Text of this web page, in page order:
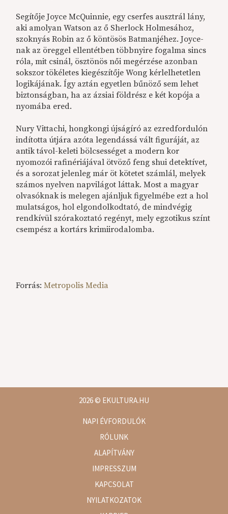
Segítője Joyce McQuinnie, egy cserfes ausztrál lány,
aki amolyan Watson az ő Sherlock Holmesához,
szoknyás Robin az ő köntösös Batmanjéhez. Joyce-
nak az öreggel ellentétben többnyire fogalma sincs
róla, mit csinál, ösztönös női megérzése azonban
sokszor tökéletes kiegészítője Wong kérlelhetetlen
logikájának. Így aztán egyetlen bűnöző sem lehet
biztonságban, ha az ázsiai földrész e két kopója a
nyomába ered.
Nury Vittachi, hongkongi újságíró az ezredfordulón
indította útjára azóta legendássá vált figuráját, az
antik távol-keleti bölcsességet a modern kor
nyomozói rafinériájával ötvöző feng shui detektívet,
és a sorozat jelenleg már öt kötetet számlál, melyek
számos nyelven napvilágot láttak. Most a magyar
olvasóknak is melegen ajánljuk figyelmébe ezt a hol
mulatságos, hol elgondolkodtató, de mindvégig
rendkívül szórakoztató regényt, mely egzotikus színt
csempész a kortárs krimiirodalomba.
Forrás:Metropolis Media
2026© EKULTURA.HU
NAPI ÉVFORDULÓK
RÓLUNK
ALAPÍTVÁNY
IMPRESSZUM
KAPCSOLAT
NYILATKOZATOK